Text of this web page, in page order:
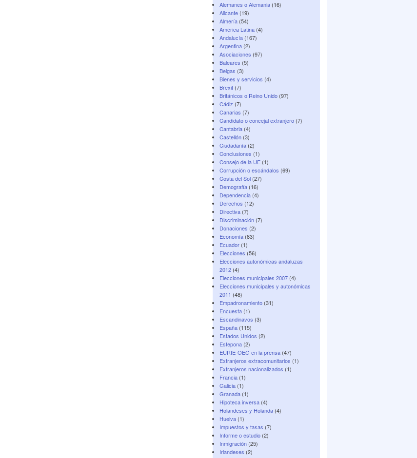
Alemanes o Alemania (16)
Alicante (19)
Almería (54)
América Latina (4)
Andalucía (167)
Argentina (2)
Asociaciones (97)
Baleares (5)
Belgas (3)
Bienes y servicios (4)
Brexit (7)
Británicos o Reino Unido (97)
Cádiz (7)
Canarias (7)
Candidato o concejal extranjero (7)
Cantabria (4)
Castellón (3)
Ciudadanía (2)
Conclusiones (1)
Consejo de la UE (1)
Corrupción o escándalos (69)
Costa del Sol (27)
Demografí­a (16)
Dependencia (4)
Derechos (12)
Directiva (7)
Discriminación (7)
Donaciones (2)
Economí­a (83)
Ecuador (1)
Elecciones (56)
Elecciones autonómicas andaluzas
2012 (4)
Elecciones municipales 2007 (4)
Elecciones municipales y autonómicas
2011 (48)
Empadronamiento (31)
Encuesta (1)
Escandinavos (3)
España (115)
Estados Unidos (2)
Estepona (2)
EURIE-OEG en la prensa (47)
Extranjeros extracomunitarios (1)
Extranjeros nacionalizados (1)
Francia (1)
Galicia (1)
Granada (1)
Hipoteca inversa (4)
Holandeses y Holanda (4)
Huelva (1)
Impuestos y tasas (7)
Informe o estudio (2)
Inmigración (25)
Irlandeses (2)